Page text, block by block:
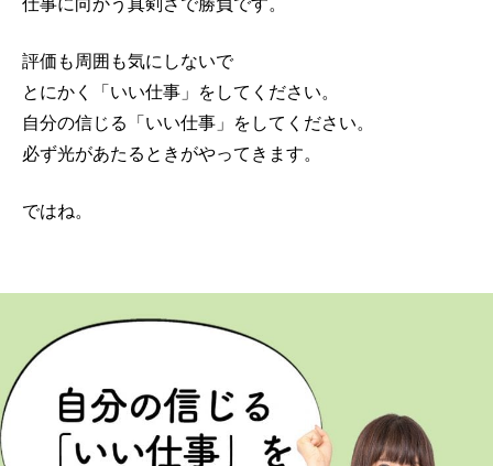
仕事に向かう真剣さで勝負です。
評価も周囲も気にしないで
とにかく「いい仕事」をしてください。
自分の信じる「いい仕事」をしてください。
必ず光があたるときがやってきます。
ではね。